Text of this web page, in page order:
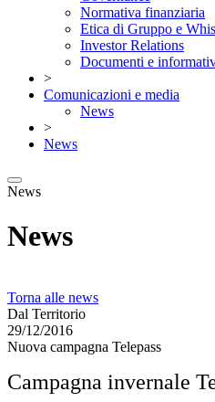
Normativa finanziaria
Etica di Gruppo e
Investor Relations
Documenti e
>
Comunicazioni e media
News
>
News
News
News
Torna alle news
Dal Territorio
29/12/2016
Nuova campagna Telepass
Campagna invernale